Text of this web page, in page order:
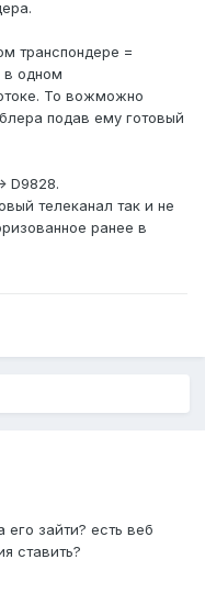
транспондере =
в одном
То вожможно
подав ему готовый
D9828.
телеканал так и не
ранее в
зайти? есть веб
ставить?